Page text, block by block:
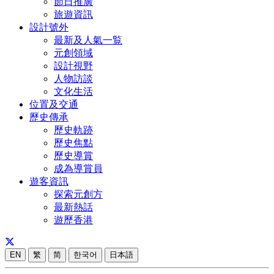
旅遊資訊
設計號外
最新及人氣一覧
元創領域
設計視野
人物訪談
文化生活
位置及交通
歷史傳承
歷史軌跡
歷史焦點
歷史導賞
成為導賞員
遊客資訊
探索元創方
最新熱話
遊歷香港
EN 繁 简 한국어 日本語